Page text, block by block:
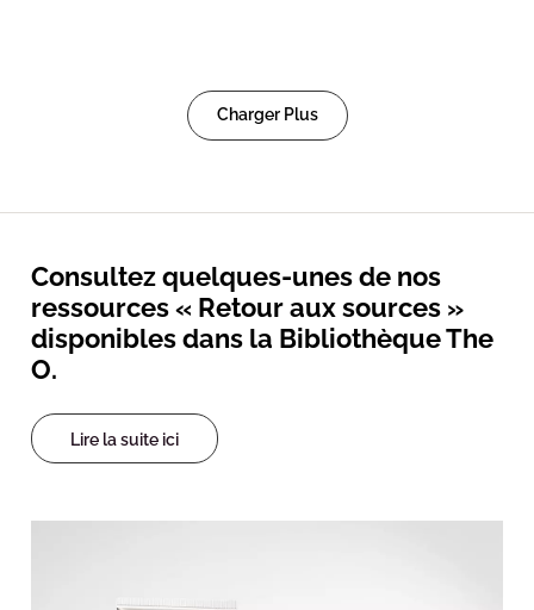
Charger Plus
Consultez quelques-unes de nos
ressources « Retour aux sources »
disponibles dans la Bibliothèque The
O.
Lire la suite ici